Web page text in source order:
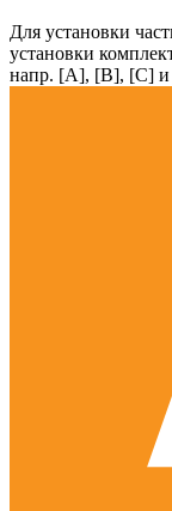
Для установки
установки
напр. [А], [B], [С]